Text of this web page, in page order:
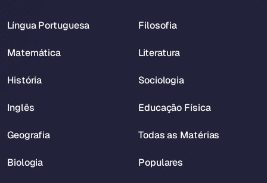
Língua Portuguesa
Matemática
História
Inglês
Geografia
Biologia
Filosofia
Literatura
Sociologia
Educação Física
Todas as Matérias
Populares